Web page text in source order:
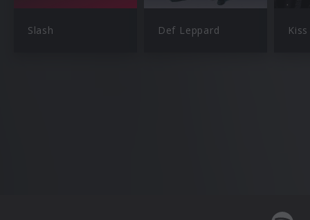
Slash Def Leppard Kiss